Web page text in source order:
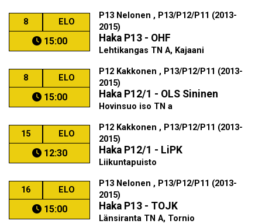
8 ELO
15:00
P13 Nelonen , P13/P12/P11 (2013-
2015)
Haka P13 - OHF
Lehtikangas TN A, Kajaani
8 ELO
15:00
P12 Kakkonen , P13/P12/P11 (2013-
2015)
Haka P12/1 - OLS Sininen
Hovinsuo iso TN a
15 ELO
12:30
P12 Kakkonen , P13/P12/P11 (2013-
2015)
Haka P12/1 - LiPK
Liikuntapuisto
16 ELO
15:00
P13 Nelonen , P13/P12/P11 (2013-
2015)
Haka P13 - TOJK
Länsiranta TN A, Tornio